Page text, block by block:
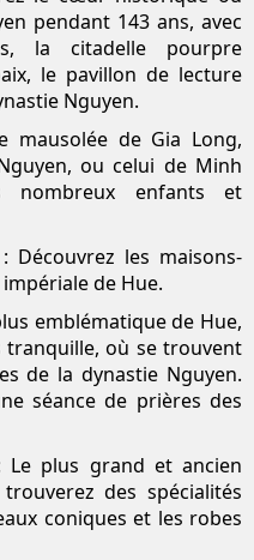
pendant 143 ans, avec
la citadelle pourpre
le pavillon de lecture
Nguyen.
mausolée de Gia Long,
ou celui de Minh
nombreux enfants et
: Découvrez les maisons-
de Hue.
emblématique de Hue,
tranquille, où se trouvent
de la dynastie Nguyen.
séance de prières des
Le plus grand et ancien
des spécialités
coniques et les robes